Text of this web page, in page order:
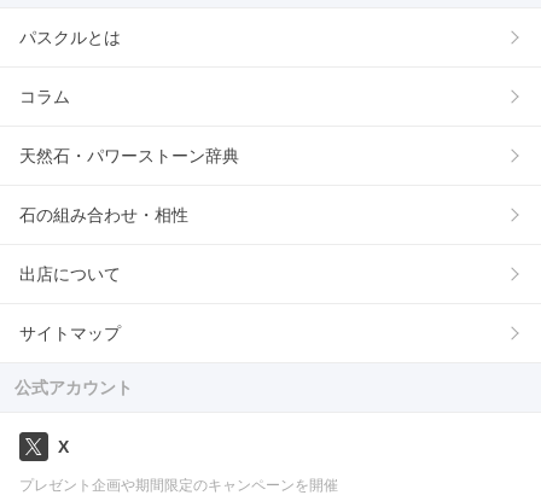
パスクルとは
コラム
天然石・パワーストーン辞典
石の組み合わせ・相性
出店について
サイトマップ
公式アカウント
X
プレゼント企画や期間限定のキャンペーンを開催